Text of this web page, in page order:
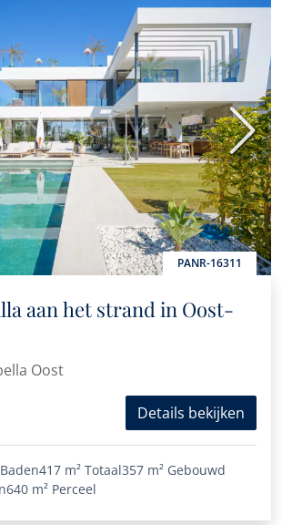
PANR-16311
aan het strand in Oost-
Oost
Details bekijken
417 m² Totaal357 m² Gebouwd
640 m² Perceel